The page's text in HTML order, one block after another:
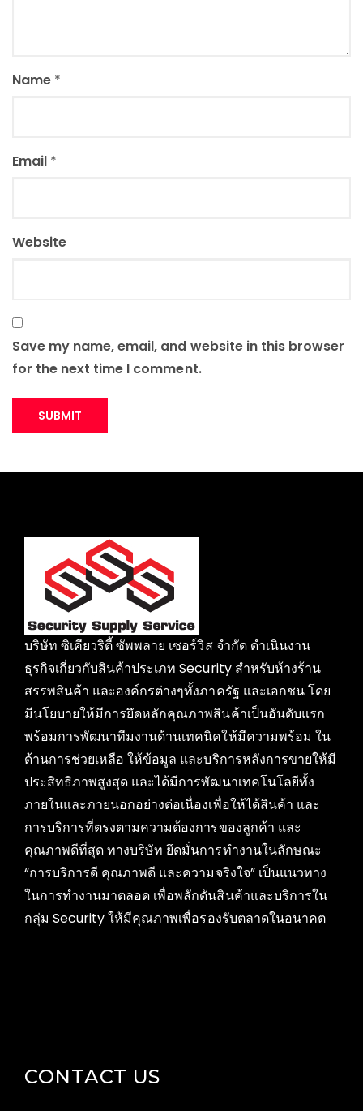
Name *
Email *
Website
Save my name, email, and website in this browser
for the next time I comment.
บริษัท ซิเคียวริตี้ ซัพพลาย เซอร์วิส จำกัด ดำเนินงาน
ธุรกิจเกี่ยวกับสินค้าประเภท Security สำหรับห้างร้าน
สรรพสินค้า และองค์กรต่างๆทั้งภาครัฐ และเอกชน โดย
มีนโยบายให้มีการยึดหลักคุณภาพสินค้าเป็นอันดับแรก
พร้อมการพัฒนาทีมงานด้านเทคนิคให้มีความพร้อม ใน
ด้านการช่วยเหลือ ให้ข้อมูล และบริการหลังการขายให้มี
ประสิทธิภาพสูงสุด และได้มีการพัฒนาเทคโนโลยีทั้ง
ภายในและภายนอกอย่างต่อเนื่องเพื่อให้ได้สินค้า และ
การบริการที่ตรงตามความต้องการของลูกค้า และ
คุณภาพดีที่สุด ทางบริษัท ยึดมั่นการทำงานในลักษณะ
“การบริการดี คุณภาพดี และความจริงใจ” เป็นแนวทาง
ในการทำงานมาตลอด เพื่อพลักดันสินค้าและบริการใน
กลุ่ม Security ให้มีคุณภาพเพื่อรองรับตลาดในอนาคต
CONTACT US